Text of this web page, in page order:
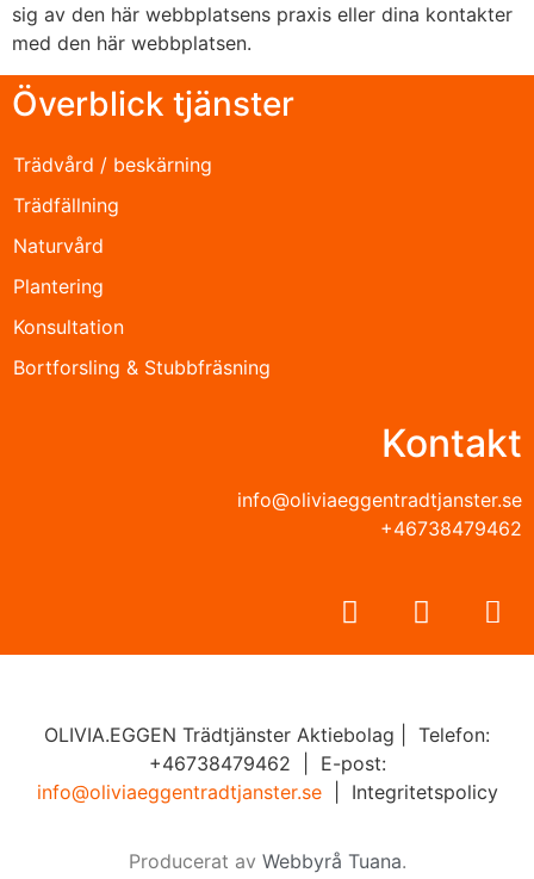
sig av den här webbplatsens praxis eller dina kontakter
med den här webbplatsen.
Överblick tjänster
Trädvård / beskärning
Trädfällning
Naturvård
Plantering
Konsultation
Bortforsling & Stubbfräsning
Kontakt
info@oliviaeggentradtjanster.se
+46738479462
OLIVIA.EGGEN Trädtjänster Aktiebolag | Telefon:
+46738479462 | E-post:
info@oliviaeggentradtjanster.se| Integritetspolicy
Producerat av Webbyrå Tuana.